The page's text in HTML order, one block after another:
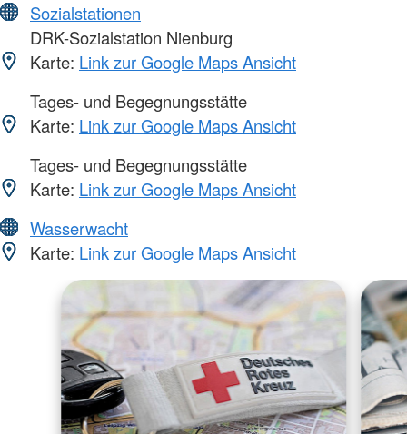
Sozialstationen
DRK-Sozialstation Nienburg
Karte: Link zur Google Maps Ansicht
Tages- und Begegnungsstätte
Karte: Link zur Google Maps Ansicht
Tages- und Begegnungsstätte
Karte: Link zur Google Maps Ansicht
Wasserwacht
Karte: Link zur Google Maps Ansicht